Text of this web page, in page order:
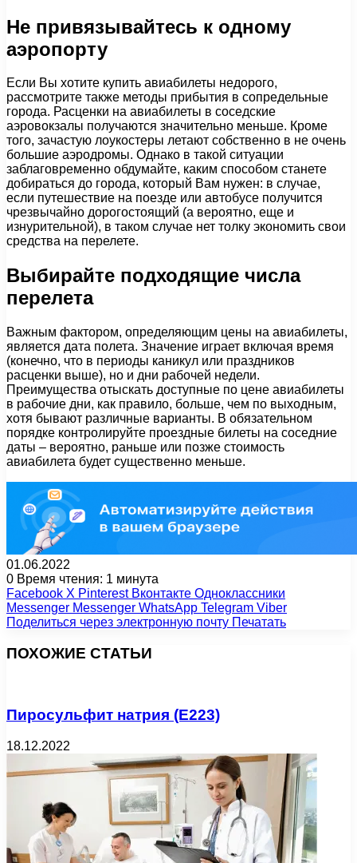
Не привязывайтесь к одному
аэропорту
Если Вы хотите купить авиабилеты недорого,
рассмотрите также методы прибытия в сопредельные
города. Расценки на авиабилеты в соседские
аэровокзалы получаются значительно меньше. Кроме
того, зачастую лоукостеры летают собственно в не очень
большие аэродромы. Однако в такой ситуации
заблаговременно обдумайте, каким способом станете
добираться до города, который Вам нужен: в случае,
если путешествие на поезде или автобусе получится
чрезвычайно дорогостоящий (а вероятно, еще и
изнурительной), в таком случае нет толку экономить свои
средства на перелете.
Выбирайте подходящие числа
перелета
Важным фактором, определяющим цены на авиабилеты,
является дата полета. Значение играет включая время
(конечно, что в периоды каникул или праздников
расценки выше), но и дни рабочей недели.
Преимущества отыскать доступные по цене авиабилеты
в рабочие дни, как правило, больше, чем по выходным,
хотя бывают различные варианты. В обязательном
порядке контролируйте проездные билеты на соседние
даты – вероятно, раньше или позже стоимость
авиабилета будет существенно меньше.
01.06.2022
0 Время чтения: 1 минута
Facebook X Pinterest Вконтакте Одноклассники
Messenger Messenger WhatsApp Telegram Viber
Поделиться через электронную почту Печатать
ПОХОЖИЕ СТАТЬИ
Пиросульфит натрия (Е223)
18.12.2022